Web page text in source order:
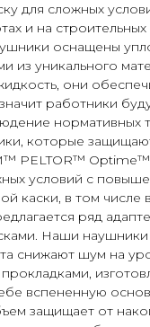
для сложных
и на
оснащены
из уникального
они
работники
нормативных
которые
PELTOR™
условий с
каски, в том числе
ряд
Наши наушники
снижают шум на
вспененную
защищает от